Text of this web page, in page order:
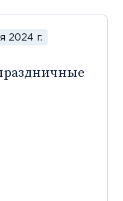
2024 г.